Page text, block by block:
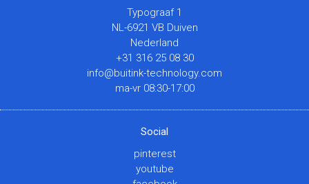
Typograaf 1
NL-6921 VB Duiven
Nederland
+31 316 25 08 30
info@buitink-technology.com
ma-vr 08:30-17:00
Social
pinterest
youtube